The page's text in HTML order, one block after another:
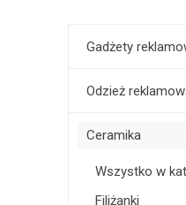
Gadżety
Odzież
Ceramika
Wszystko w
Filiżanki